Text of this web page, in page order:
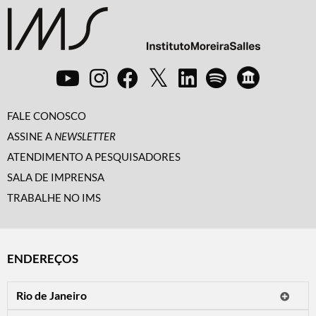
FALE CONOSCO
ASSINE A NEWSLETTER
ATENDIMENTO A PESQUISADORES
SALA DE IMPRENSA
TRABALHE NO IMS
ENDEREÇOS
Rio de Janeiro